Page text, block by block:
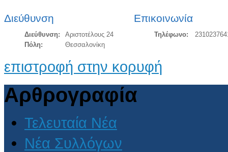
Διεύθυνση
Διεύθυνση:
Αριστοτέλους 24
Πόλη:
Θεσσαλονίκη
Επικοινωνία
Τηλέφωνο:
επιστροφή στην κορυφή
Αρθρογραφία
Τελευταία Νέα
Νέα Συλλόγων